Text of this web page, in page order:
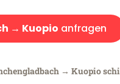
→ Kuopio anfragen
→ Kuopio